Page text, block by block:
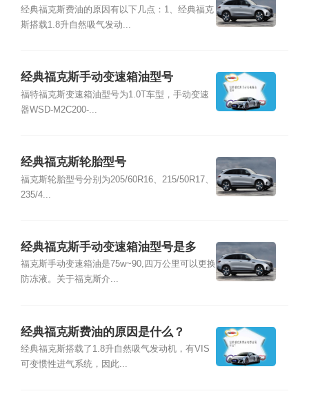
经典福克斯费油的原因有以下几点：1、经典福克
斯搭载1.8升自然吸气发动...
经典福克斯手动变速箱油型号
福特福克斯变速箱油型号为1.0T车型，手动变速
器WSD-M2C200-...
经典福克斯轮胎型号
福克斯轮胎型号分别为205/60R16、215/50R17、
235/4...
经典福克斯手动变速箱油型号是多
少？
福克斯手动变速箱油是75w~90,四万公里可以更换
防冻液。关于福克斯介...
经典福克斯费油的原因是什么？
经典福克斯搭载了1.8升自然吸气发动机，有VIS
可变惯性进气系统，因此...